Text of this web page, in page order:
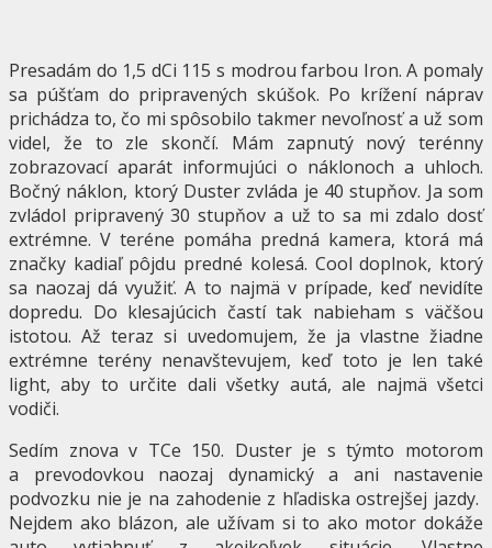
Presadám do 1,5 dCi 115 s modrou farbou Iron. A pomaly
sa púšťam do pripravených skúšok. Po krížení náprav
prichádza to, čo mi spôsobilo takmer nevoľnosť a už som
videl, že to zle skončí. Mám zapnutý nový terénny
zobrazovací aparát informujúci o náklonoch a uhloch.
Bočný náklon, ktorý Duster zvláda je 40 stupňov. Ja som
zvládol pripravený 30 stupňov a už to sa mi zdalo dosť
extrémne. V teréne pomáha predná kamera, ktorá má
značky kadiaľ pôjdu predné kolesá. Cool doplnok, ktorý
sa naozaj dá využiť. A to najmä v prípade, keď nevidíte
dopredu. Do klesajúcich častí tak nabieham s väčšou
istotou. Až teraz si uvedomujem, že ja vlastne žiadne
extrémne terény nenavštevujem, keď toto je len také
light, aby to určite dali všetky autá, ale najmä všetci
vodiči.
Sedím znova v TCe 150. Duster je s týmto motorom
a prevodovkou naozaj dynamický a ani nastavenie
podvozku nie je na zahodenie z hľadiska ostrejšej jazdy.
Nejdem ako blázon, ale užívam si to ako motor dokáže